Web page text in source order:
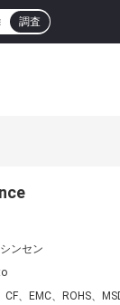
調査
ンセン
CF、EMC、ROHS、